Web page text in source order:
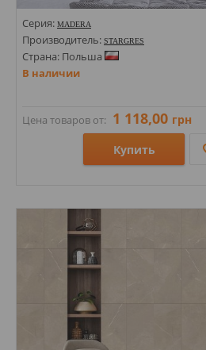
Серия: MADERA
Производитель: STARGRES
Страна: Польша
В наличии
Цена товаров от: 1 118,00 грн
Купить
Стили: Под дерево;